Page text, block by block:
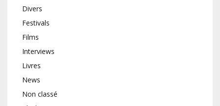
Divers
Festivals
Films
Interviews
Livres
News
Non classé